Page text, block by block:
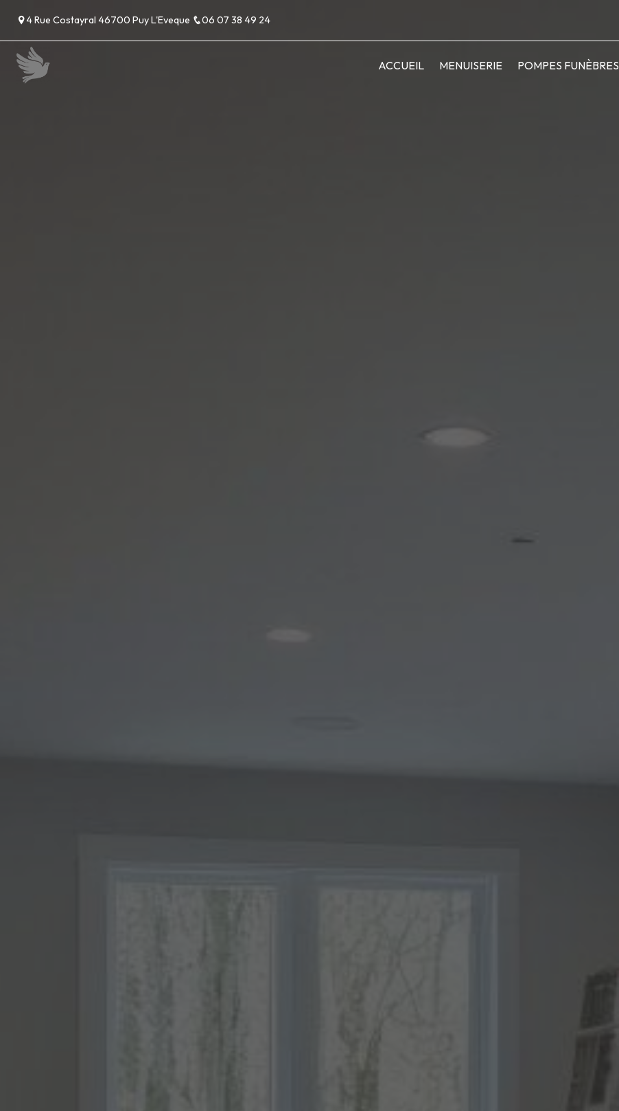
4 Rue Costayral 46700 Puy L'Eveque 06 07 38 49 24
ACCUEIL MENUISERIE POMPES FUNÈBRES